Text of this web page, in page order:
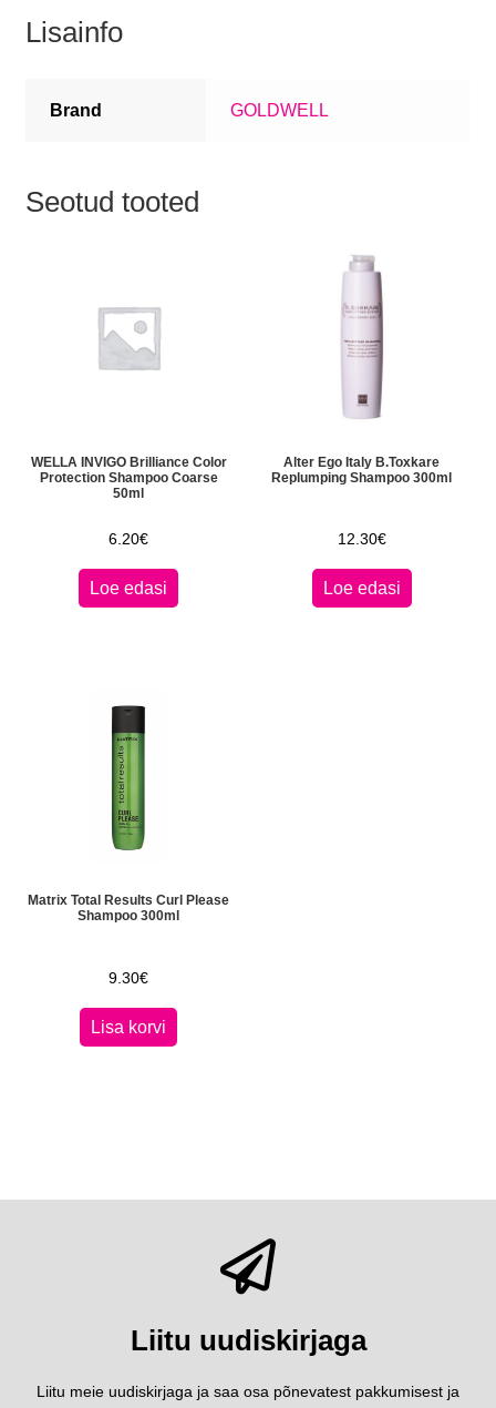
Lisainfo
Brand GOLDWELL
Seotud tooted
WELLA INVIGO Brilliance Color
Protection Shampoo Coarse
50ml
6.20€
Loe edasi
Alter Ego Italy B.Toxkare
Replumping Shampoo 300ml
12.30€
Loe edasi
Matrix Total Results Curl Please
Shampoo 300ml
9.30€
Lisa korvi
Liitu uudiskirjaga
Liitu meie uudiskirjaga ja saa osa põnevatest pakkumisest ja